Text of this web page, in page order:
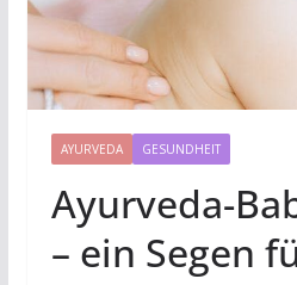
AYURVEDA GESUNDHEIT
Ayurveda-
– ein Segen